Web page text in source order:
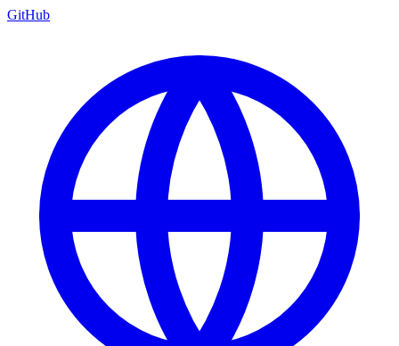
GitHub